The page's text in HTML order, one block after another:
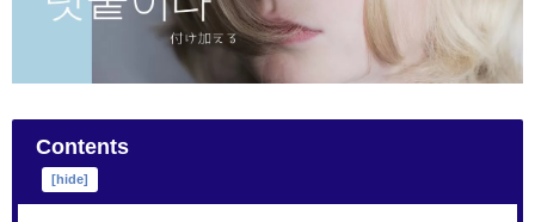
Contents
[hide]